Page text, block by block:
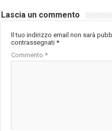
Lascia un commento
Il tuo indirizzo email non sarà
contrassegnati*
Commento*